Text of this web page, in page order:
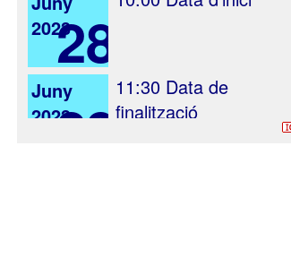
202328
Juny
202328
11:30 Data de
finalització